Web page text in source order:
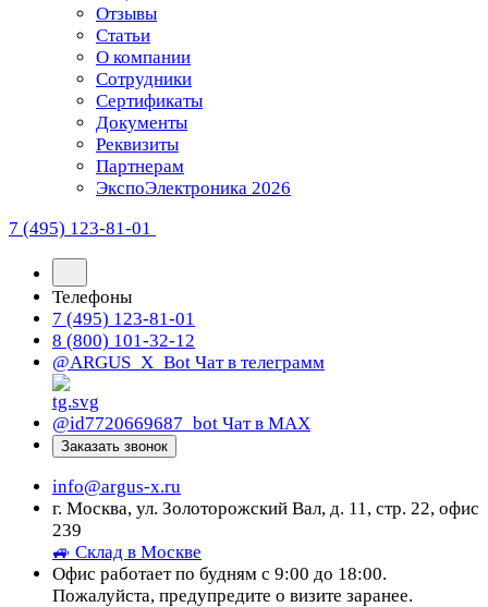
Отзывы
Статьи
О компании
Сотрудники
Сертификаты
Документы
Реквизиты
Партнерам
ЭкспоЭлектроника 2026
7 (495) 123-81-01
Телефоны
7 (495) 123-81-01
8 (800) 101-32-12
@ARGUS_X_Bot Чат в телеграмм
@id7720669687_bot Чат в МАХ
Заказать звонок
info@argus-x.ru
г. Москва, ул. Золоторожский Вал, д. 11, стр. 22, офис
239
🚙 Склад в Москве
Офис работает по будням с 9:00 до 18:00.
Пожалуйста, предупредите о визите заранее.